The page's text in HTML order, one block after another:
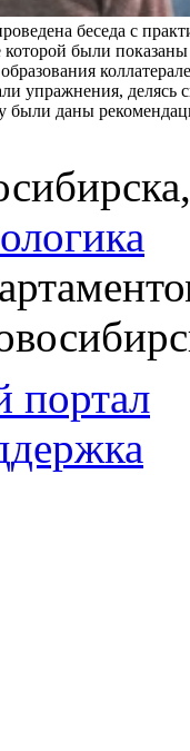
беседа с
были
упражнения, делясь
были даны
портал